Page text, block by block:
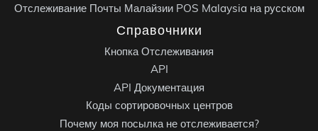
Отслеживание Почты Малайзии POS Malaysia на русском
Справочники
Кнопка Отслеживания
API
API Документация
Коды сортировочных центров
Почему моя посылка не отслеживается?